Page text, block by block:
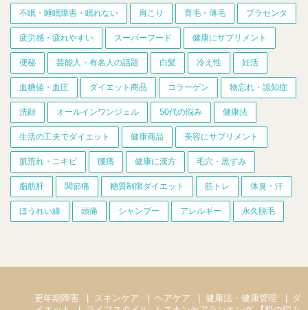
不眠・睡眠障害・眠れない 肩こり 育毛・薄毛 プラセンタ
疲労感・疲れやすい スーパーフード 健康にサプリメント
便秘 芸能人・有名人の話題 白髪 冷え性 妊活
血糖値・血圧 ダイエット商品 コラーゲン 物忘れ・認知症
洗顔 オールインワンジェル 50代の悩み 健康法
生活の工夫でダイエット 健康商品 美容にサプリメント
肌荒れ・ニキビ 腰痛 健康に漢方 毛穴・黒ずみ
脂肪肝 関節痛 糖質制限ダイエット 筋トレ 体臭・汗
ほうれい線 頭痛 シャンプー アレルギー 永久脱毛
更年期障害 スキンケア ヘアケア 健康法・健康管理
ダ